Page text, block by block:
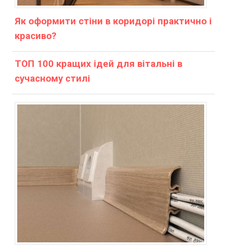
Як оформити стіни в коридорі практично і
красиво?
ТОП 100 кращих ідей для вітальні в
сучасному стилі